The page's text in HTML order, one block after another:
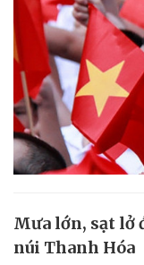
Mưa lớn, sạt lở
núi Thanh Hóa